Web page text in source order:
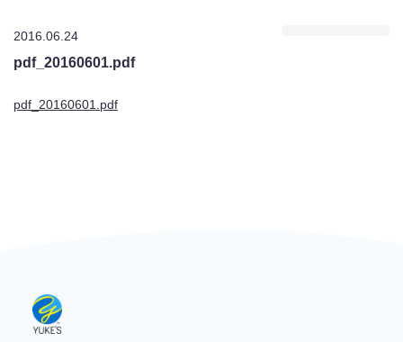
CGライブ・XRメタバース制作
English
2016.06.24
pdf_20160601.pdf
pdf_20160601.pdf